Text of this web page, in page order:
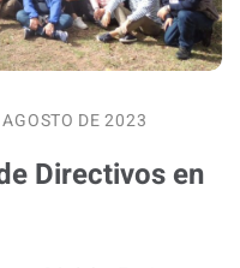
DE 2023
Directivos en